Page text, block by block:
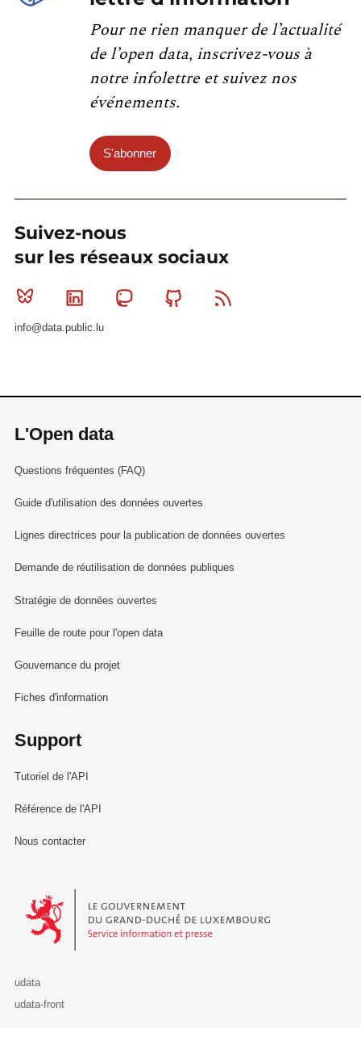
Pour ne rien manquer de l’actualité
de l’open data, inscrivez-vous à
notre infolettre et suivez nos
événements.
S'abonner
Suivez-nous
sur les réseaux sociaux
Bluesky Linkedin MastodonGithub
info@data.public.lu
L'Open data
Questions fréquentes (FAQ)
Guide d'utilisation des données ouvertes
Lignes directrices pour la publication de données ouvertes
Demande de réutilisation de données publiques
Stratégie de données ouvertes
Feuille de route pour l'open data
Gouvernance du projet
Fiches d'information
Support
Tutoriel de l'API
Référence de l'API
Nous contacter
Le Gouvernement du Grand-Duché de Luxembourg - Service
udata
udata-front